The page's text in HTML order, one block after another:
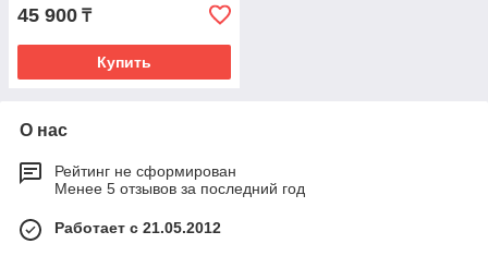
45 900 ₸
Купить
О нас
Рейтинг не сформирован
Менее 5 отзывов за последний год
Работает с 21.05.2012